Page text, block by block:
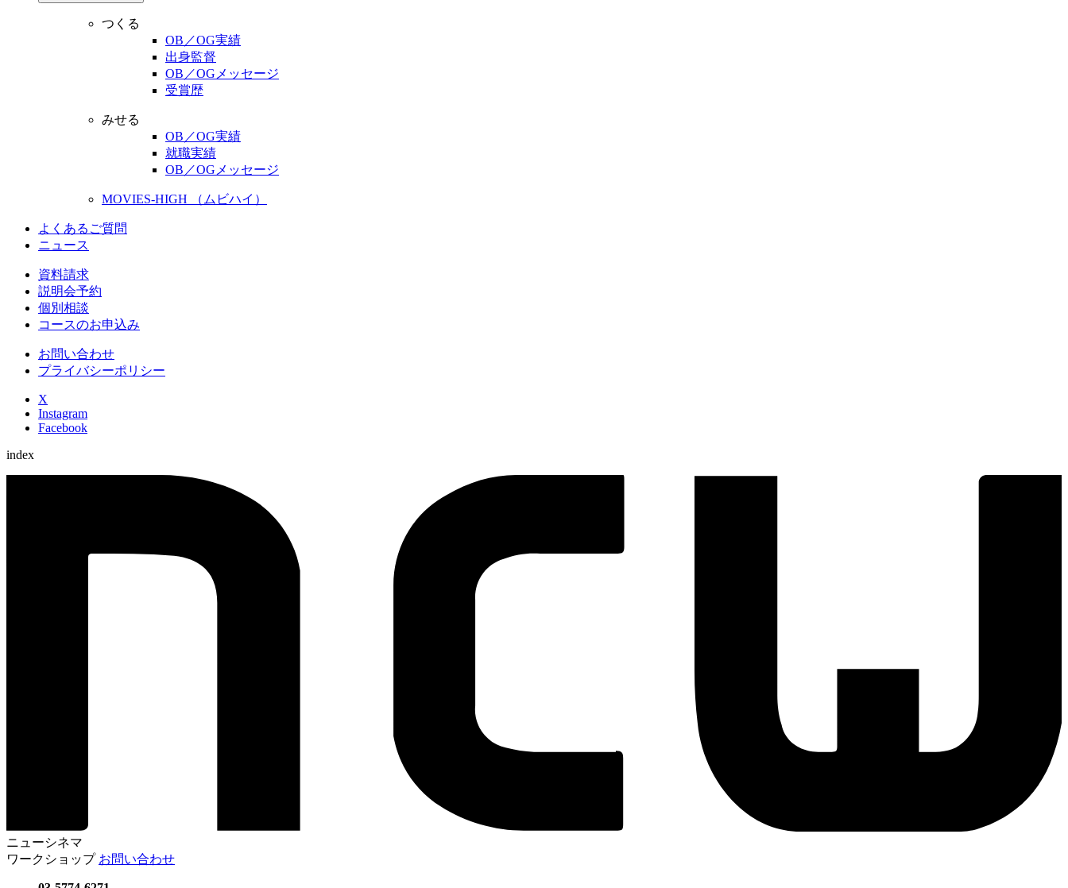
つくる
OB／OG実績
出身監督
OB／OGメッセージ
受賞歴
みせる
OB／OG実績
就職実績
OB／OGメッセージ
MOVIES-HIGH （ムビハイ）
よくあるご質問
ニュース
資料請求
説明会予約
個別相談
コースのお申込み
お問い合わせ
プライバシーポリシー
X
Instagram
Facebook
index
ニューシネマ
ワークショップ お問い合わせ